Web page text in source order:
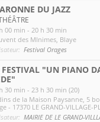
DU JAZZ
00 min - 20 h 30 min
des MInimes , Blaye
Festival Orages
FESTIVAL "UN PIANO
30 min - 23 h 30 min (20)
de la Maison Paysanne , 5
- 17370 LE GRAND-VILLAGE-
MAIRIE DE LE GRAND-